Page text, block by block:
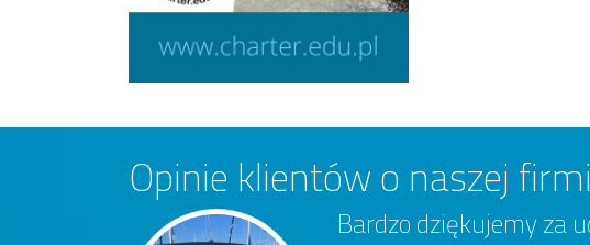
Opinie klientów o naszej
Bardzo dziękujemy za